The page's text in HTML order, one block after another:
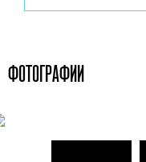
ФОТОГРАФИИ